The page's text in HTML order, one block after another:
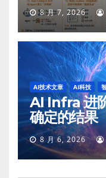
8 月 7, 2026
AI技术文章 AI科技
AI Infra 进
确定的结果
8 月 6, 2026